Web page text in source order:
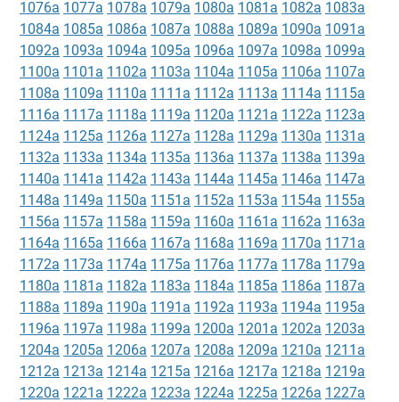
1076a 1077a 1078a 1079a 1080a 1081a 1082a 1083a
1084a 1085a 1086a 1087a 1088a 1089a 1090a 1091a
1092a 1093a 1094a 1095a 1096a 1097a 1098a 1099a
1100a 1101a 1102a 1103a 1104a 1105a 1106a 1107a
1108a 1109a 1110a 1111a 1112a 1113a 1114a 1115a
1116a 1117a 1118a 1119a 1120a 1121a 1122a 1123a
1124a 1125a 1126a 1127a 1128a 1129a 1130a 1131a
1132a 1133a 1134a 1135a 1136a 1137a 1138a 1139a
1140a 1141a 1142a 1143a 1144a 1145a 1146a 1147a
1148a 1149a 1150a 1151a 1152a 1153a 1154a 1155a
1156a 1157a 1158a 1159a 1160a 1161a 1162a 1163a
1164a 1165a 1166a 1167a 1168a 1169a 1170a 1171a
1172a 1173a 1174a 1175a 1176a 1177a 1178a 1179a
1180a 1181a 1182a 1183a 1184a 1185a 1186a 1187a
1188a 1189a 1190a 1191a 1192a 1193a 1194a 1195a
1196a 1197a 1198a 1199a 1200a 1201a 1202a 1203a
1204a 1205a 1206a 1207a 1208a 1209a 1210a 1211a
1212a 1213a 1214a 1215a 1216a 1217a 1218a 1219a
1220a 1221a 1222a 1223a 1224a 1225a 1226a 1227a